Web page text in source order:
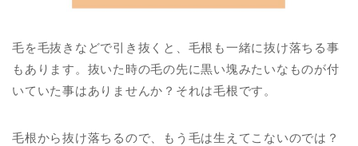
毛を毛抜きなどで引き抜くと、毛根も一緒に抜け落ちる事
もあります。抜いた時の毛の先に黒い塊みたいなものが付
いていた事はありませんか？それは毛根です。
毛根から抜け落ちるので、もう毛は生えてこないのでは？